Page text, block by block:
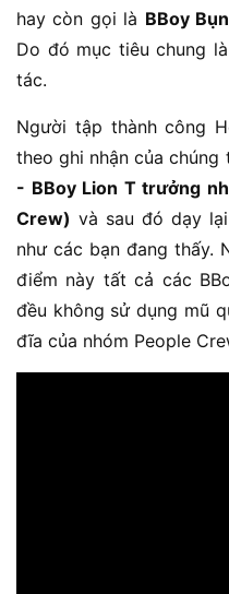
hay còn gọi là BBoy
Do đó mục tiêu chung
tác.
Người tập thành công
theo ghi nhận của chúng
- BBoy Lion T trưởng
Crew) và sau đó dạy
như các bạn đang thấy.
điểm này tất cả các
đều không sử dụng mũ
đĩa của nhóm People